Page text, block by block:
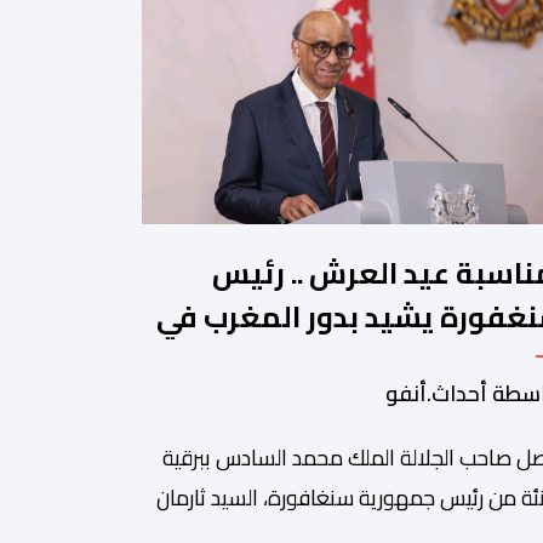
عيد العرش .. رئيس
يشيد بدور المغرب في
الحوار بين الأديان
أحداث.أنفو
صاحب الجلالة الملك محمد السادس ببرقية
من رئيس جمهورية سنغافورة، السيد ثارمان